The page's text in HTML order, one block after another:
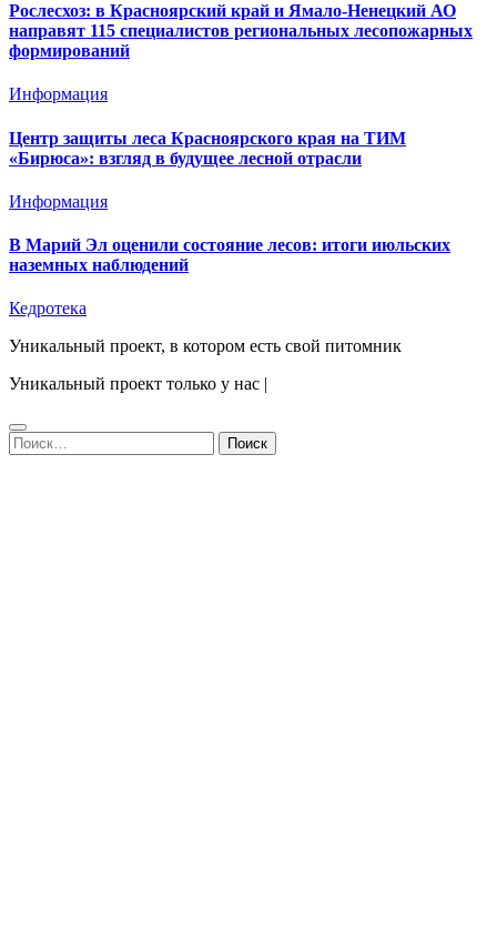
Рослесхоз: в Красноярский край и Ямало-Ненецкий АО
направят 115 специалистов региональных лесопожарных
формирований
Информация
Центр защиты леса Красноярского края на ТИМ
«Бирюса»: взгляд в будущее лесной отрасли
Информация
В Марий Эл оценили состояние лесов: итоги июльских
наземных наблюдений
Кедротека
Уникальный проект, в котором есть свой питомник
Уникальный проект только у нас |
Найти: